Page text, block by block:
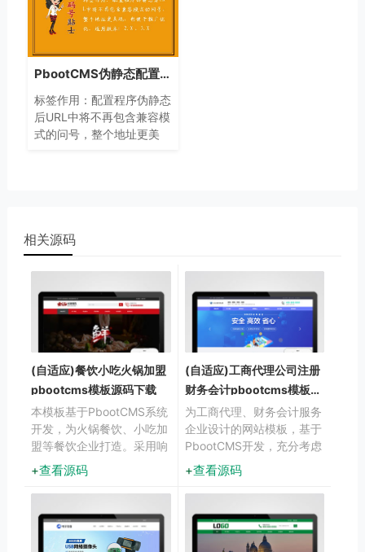
PbootCMS伪静态配置教程
标签作用：配置程序伪静态
后URL中将不再包含兼容模
式的问号，整个地址更美
相关源码
(自适应)餐饮小吃火锅加盟
pbootcms模板源码下载
本模板基于PbootCMS系统
开发，为火锅餐饮、小吃加
盟等餐饮企业打造。采用响
应式设计，适配各类移动设
备，帮助餐饮企业展示特色
菜品、加盟政策和服务优
势。
查看源码
(自适应)工商代理公司注册
财务会计pbootcms模板免
费下载
为工商代理、财务会计服务
企业设计的网站模板，基于
PbootCMS开发，充分考虑
了企业服务行业的展示需求
与客户转化路径。设计风格
专业严谨，布局清晰合理，
呈现企业服务内容与专业优
势。
查看源码